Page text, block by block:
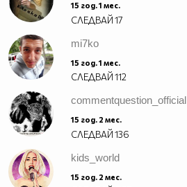
15 год. 1 мес.
СЛЕДВАЙ17
mi7ko
15 год. 1 мес.
СЛЕДВАЙ112
commentquestion_official
15 год. 2 мес.
СЛЕДВАЙ136
kids_world
15 год. 2 мес.